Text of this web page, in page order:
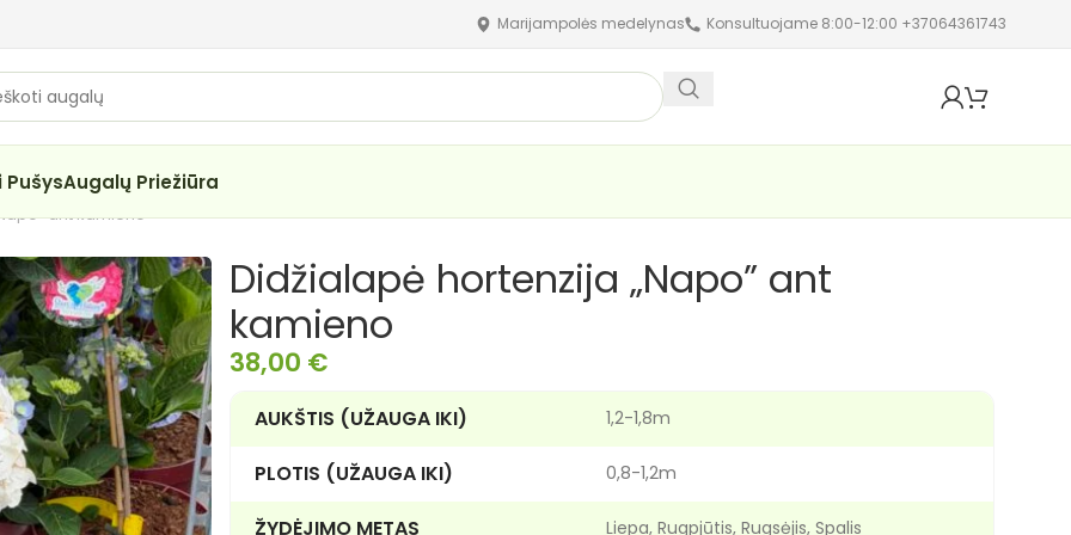
Marijampolės medelynas Konsultuojame 8:00-12:00 +37064361743
PušysAugalų Priežiūra
ant kamieno
Didžialapė hortenzija „Napo” ant
kamieno
38,00 €
AUKŠTIS (UŽAUGA IKI) 1,2-1,8m
PLOTIS (UŽAUGA IKI) 0,8-1,2m
ŽYDĖJIMO METAS Liepa, Rugpjūtis, Rugsėjis, Spalis